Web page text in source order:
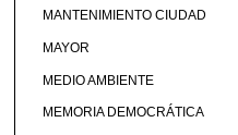
MANTENIMIENTO CIUDAD
MAYOR
MEDIO AMBIENTE
MEMORIA DEMOCRÁTICA